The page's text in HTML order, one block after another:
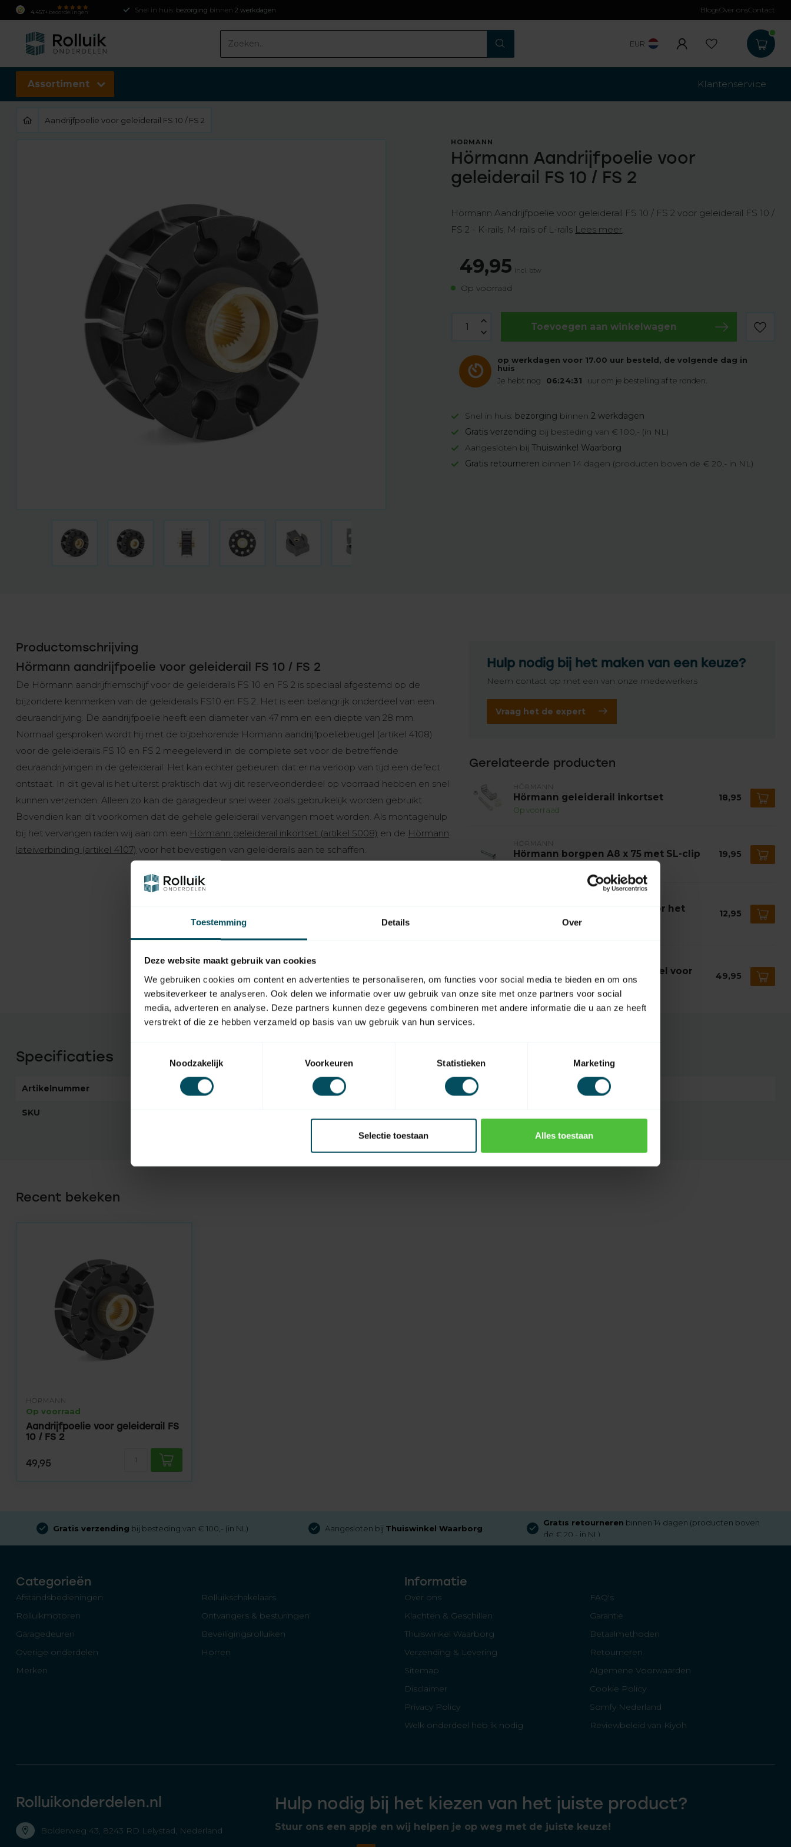
Toestemming Details Over
Deze website maakt gebruik van cookies
We gebruiken cookies om content en advertenties te personaliseren, om functies voor social media te bieden en om ons
websiteverkeer te analyseren. Ook delen we informatie over uw gebruik van onze site met onze partners voor social
media, adverteren en analyse. Deze partners kunnen deze gegevens combineren met andere informatie die u aan ze heeft
verstrekt of die ze hebben verzameld op basis van uw gebruik van hun services.
Noodzakelijk
Voorkeuren Statistieken Marketing
Selectie toestaan Alles toestaan
4.457+ beoordelingen Snel in huis: bezorging binnen 2 werkdagen Gratis verzending
BlogsOver onsContact
EUR
Assortiment Klantenservice
Aandrijfpoelie voor geleiderail FS 10 / FS 2
HÖRMANN
Hörmann Aandrijfpoelie voor
geleiderail FS 10 / FS 2
Hörmann Aandrijfpoelie voor geleiderail FS 10 / FS 2 voor geleiderail FS 10 /
FS 2 - K-rails, M-rails of L-rails Lees meer.
49,95 Incl. btw
Op voorraad
Toevoegen aan winkelwagen
op werkdagen voor 17.00 uur besteld, de volgende dag in
huis
Je hebt nog
06:24:30 uur om je bestelling af te ronden.
Snel in huis: bezorging binnen2 werkdagen
Gratis verzending bij besteding van € 100,- (in NL)
Aangesloten bijThuiswinkel Waarborg
Gratis retourneren binnen 14 dagen (producten boven de € 20,- in NL)
Productomschrijving
Hörmann aandrijfpoelie voor geleiderail FS 10 / FS 2
De Hörmann aandrijfriemschijf voor de geleiderails FS 10 en FS 2 is speciaal afgestemd op de
bijzondere kenmerken van de geleiderails FS10 en FS 2. Het is een belangrijk onderdeel van een
deuraandrijving. De aandrijfpoelie heeft een diameter van 47 mm en een diepte van 28 mm.
Normaal gesproken wordt hij met de bijbehorende Hörmann aandrijfpoeliebeugel (artikel 4108)
voor de geleiderails FS 10 en FS 2 meegeleverd in de complete set voor de betreffende
deuraandrijvingen in de geleiderail. Het kan echter gebeuren dat er na verloop van tijd een defect
ontstaat. In dit geval is het uiterst praktisch dat wij dit reserveonderdeel op voorraad hebben en snel
kunnen verzenden. Alleen zo kan de garagedeur snel weer zoals gebruikelijk worden gebruikt.
Bovendien kan dit voorkomen dat de gehele geleiderail vervangen moet worden. Als montagehulp
bij het vervangen raden wij aan om een ​​ Hörmann geleiderail inkortset (artikel 5008) en de Hörmann
lateiverbinding (artikel 4107) voor het bevestigen van geleiderails aan te schaffen.
Hulp nodig bij het maken van een keuze?
Neem contact op met een van onze medewerkers
Vraag het de expert
Gerelateerde producten
HÖRMANN
Hörmann geleiderail inkortset
Op voorraad
18,95
HÖRMANN
Hörmann borgpen A8 x 75 met SL-clip 19,95
Hörmann Lateiverbinding voor het
bevestigen van geleiderails 12,95
Hörmann Aandrijfpoeliebeugel voor
geleiderail FS 10 en FS 2
Op voorraad
49,95
Specificaties
Artikelnummer 4252 EAN Code 7432257670652
SKU
Recent bekeken
HÖRMANN
Op voorraad
Aandrijfpoelie voor geleiderail FS
10 / FS 2
49,95
Gratis verzending bij besteding van € 100,- (in NL) Aangesloten bij Thuiswinkel Waarborg
Gratis retourneren binnen 14 dagen (producten boven
de € 20,- in NL)
Categorieën
Afstandsbedieningen
Rolluikschakelaars
Rolluikmotoren
Ontvangers & besturingen
Garagedeuren
Beveiligingsrolluiken
Overige onderdelen
Horren
Merken
Informatie
Over ons
FAQ's
Klachten & Geschillen
Garantie
Thuiswinkel Waarborg
Betaalmethoden
Verzending & Levering
Retourneren
Sitemap
Algemene Voorwaarden
Disclaimer
Cookie Policy
Privacy Policy
Somfy Nederland
Welk onderdeel heb ik nodig
Reviewbeleid van Kiyoh
Rolluikonderdelen.nl
Bolderweg 43, 8243 RD Lelystad, Nederland
Hulp nodig bij het kiezen van het juiste product?
Stuur ons een appje en wij helpen je op weg met de juiste keuze!